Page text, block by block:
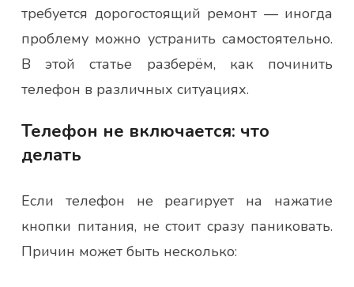
требуется дорогостоящий ремонт — иногда
проблему можно устранить самостоятельно.
В этой статье разберём, как починить
телефон в различных ситуациях.
Телефон не включается: что
делать
Если телефон не реагирует на нажатие
кнопки питания, не стоит сразу паниковать.
Причин может быть несколько: